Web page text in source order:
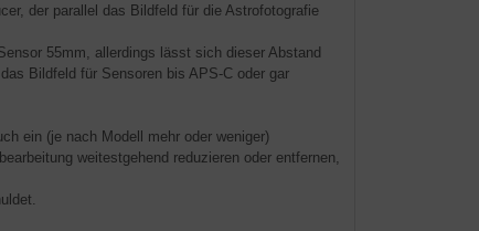
der parallel das Bildfeld für die Astrofotografie
55mm, allerdings lässt sich dieser Abstand
Bildfeld für Sensoren bis APS-C oder gar
ein (je nach Modell mehr oder weniger)
weitestgehend reduzieren oder entfernen,